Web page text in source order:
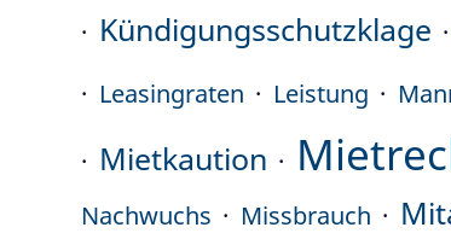
Kündigungsschutzklage
Leasingraten
Leistung
Mietkaution
Nachwuchs
Missbrauch